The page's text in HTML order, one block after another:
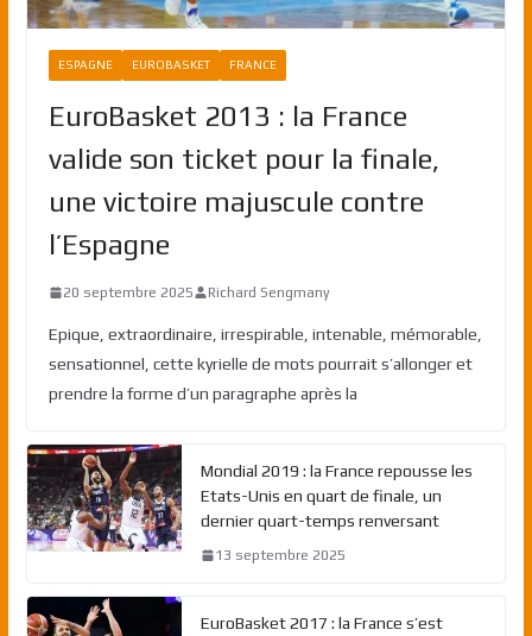
ESPAGNE EUROBASKET FRANCE
EuroBasket 2013 : la France
valide son ticket pour la finale,
une victoire majuscule contre
l’Espagne
20 septembre 2025 Richard Sengmany
Epique, extraordinaire, irrespirable, intenable, mémorable,
sensationnel, cette kyrielle de mots pourrait s’allonger et
prendre la forme d’un paragraphe après la
Mondial 2019 : la France repousse les
Etats-Unis en quart de finale, un
dernier quart-temps renversant
13 septembre 2025
EuroBasket 2017 : la France s’est